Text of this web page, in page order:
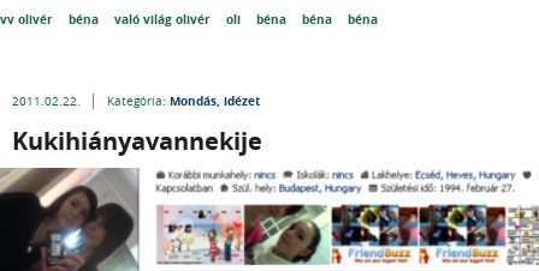
vv olivér béna való világ olivér oli béna béna béna
2011.02.22. Kategória: Mondás, idézet
Kukihiányavannekije